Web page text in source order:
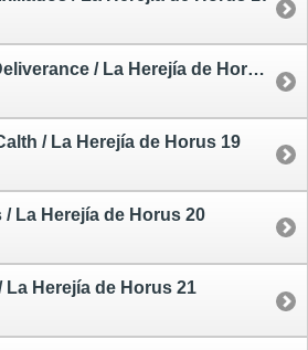
El Asedio de Deliverance / La Herejía de Horus 18
/ La Herejía de Horus 19
/ La Herejía de Horus 20
La Herejía de Horus 21